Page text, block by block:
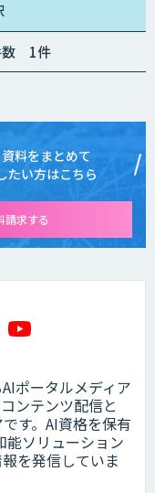
数 1件
料をまとめて
たい方はこちら
請求する
ポータルメディア
ンテンツ配信と
す。AI資格を保有
能ソリューション
を発信していま